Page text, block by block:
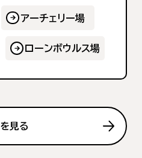
アーチェリー場
ローンボウルス場
見る